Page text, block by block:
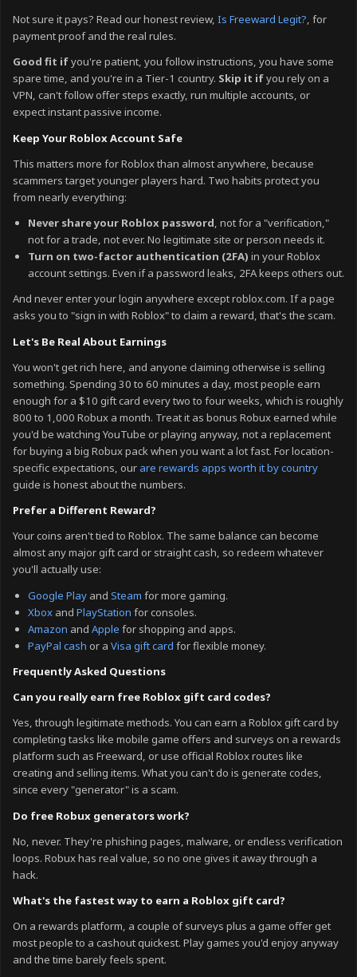
Not sure it pays? Read our honest review, Is Freeward Legit?, for
payment proof and the real rules.
Good fit ifyou're patient, you follow instructions, you have some
spare time, and you're in a Tier-1 country. Skip it ifyou rely on a
VPN, can't follow offer steps exactly, run multiple accounts, or
expect instant passive income.
Keep Your Roblox Account Safe
This matters more for Roblox than almost anywhere, because
scammers target younger players hard. Two habits protect you
from nearly everything:
Never share your Roblox password, not for a "verification,"
not for a trade, not ever. No legitimate site or person needs it.
Turn on two-factor authentication (2FA) in your Roblox
account settings. Even if a password leaks, 2FA keeps others out.
And never enter your login anywhere except roblox.com. If a page
asks you to "sign in with Roblox" to claim a reward, that's the scam.
Let's Be Real About Earnings
You won't get rich here, and anyone claiming otherwise is selling
something. Spending 30 to 60 minutes a day, most people earn
enough for a $10 gift card every two to four weeks, which is roughly
800 to 1,000 Robux a month. Treat it as bonus Robux earned while
you'd be watching YouTube or playing anyway, not a replacement
for buying a big Robux pack when you want a lot fast. For location-
specific expectations, ourare rewards apps worth it by country
guide is honest about the numbers.
Prefer a Different Reward?
Your coins aren't tied to Roblox. The same balance can become
almost any major gift card or straight cash, so redeem whatever
you'll actually use:
Google Playand Steam for more gaming.
Xboxand PlayStation for consoles.
Amazon and Apple for shopping and apps.
PayPal cash or a Visa gift card for flexible money.
Frequently Asked Questions
Can you really earn free Roblox gift card codes?
Yes, through legitimate methods. You can earn a Roblox gift card by
completing tasks like mobile game offers and surveys on a rewards
platform such as Freeward, or use official Roblox routes like
creating and selling items. What you can't do is generate codes,
since every "generator" is a scam.
Do free Robux generators work?
No, never. They're phishing pages, malware, or endless verification
loops. Robux has real value, so no one gives it away through a
hack.
What's the fastest way to earn a Roblox gift card?
On a rewards platform, a couple of surveys plus a game offer get
most people to a cashout quickest. Play games you'd enjoy anyway
and the time barely feels spent.